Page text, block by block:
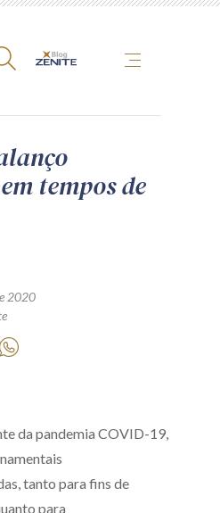
conosco
Privacidade
Titulares de Dados
(contato)
e serviços
Fácil IA
Play
tempos de
2020
da pandemia COVID-19,
tanto para fins de
para